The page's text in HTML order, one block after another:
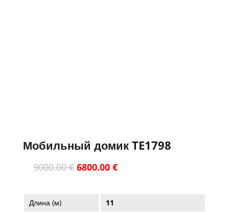
Мобильный домик TE1798
9000.00€ Первоначальная
9000.00 €.
6800.00 €Текущая
Длина (м)
11